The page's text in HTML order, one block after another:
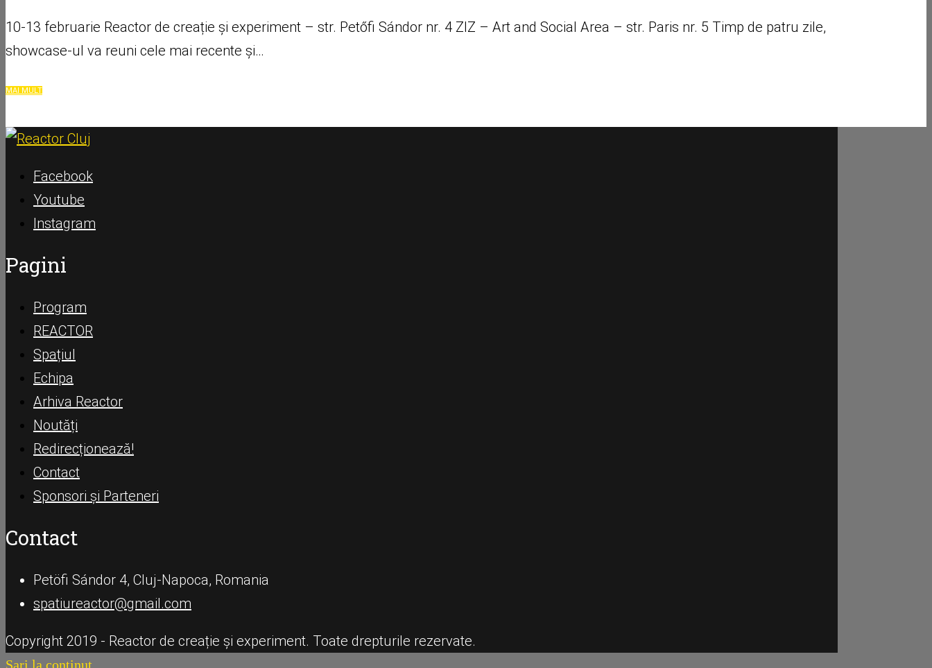
10-13 februarie Reactor de creație și experiment – str. Petőfi Sándor nr. 4 ZIZ – Art and Social Area – str. Paris nr. 5 Timp de patru zile,
showcase-ul va reuni cele mai recente și…
MAI MULT
Facebook
Youtube
Instagram
Pagini
Program
REACTOR
Spațiul
Echipa
Arhiva Reactor
Noutăți
Redirecționează!
Contact
Sponsori și Parteneri
Contact
Petöfi Sándor 4, Cluj-Napoca, Romania
spatiureactor@gmail.com
Copyright 2019 - Reactor de creație și experiment. Toate drepturile rezervate.
Sari la conținut